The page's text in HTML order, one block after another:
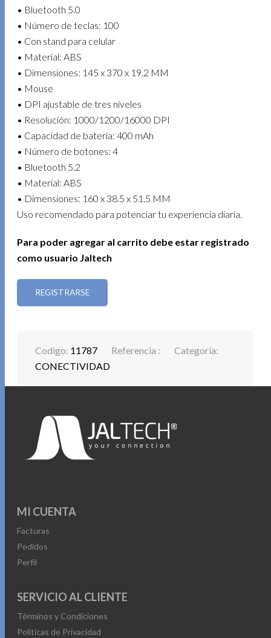
• Bluetooth 5.0
• Número de teclas: 100
• Con stand para celular
• Material: ABS
• Dimensiones: 145 x 370 x 19.2 MM
• Mouse
• DPI ajustable de tres niveles
• Resolución: 1000/1200/16000 DPI
• Capacidad de batería: 400 mAh
• Número de botones: 4
• Bluetooth 5.2
• Material: ABS
• Dimensiones: 160 x 38.5 x 51.5 MM
Uso recomendado para potenciar tu experiencia diaria.
Para poder agregar al carrito debe estar registrado
como usuario Jaltech
REGISTRARSE
Codigo: 11787 Referencia :
Categoría:
CONECTIVIDAD
MI CUENTA
Facturas
Pedidos
Perfil
SERVICIO AL CLIENTE
Términos y Condiciones
Políticas de Privacidad